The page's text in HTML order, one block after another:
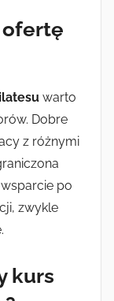
ofertę
warto
Dobre
z różnymi
po
zwykle
kurs